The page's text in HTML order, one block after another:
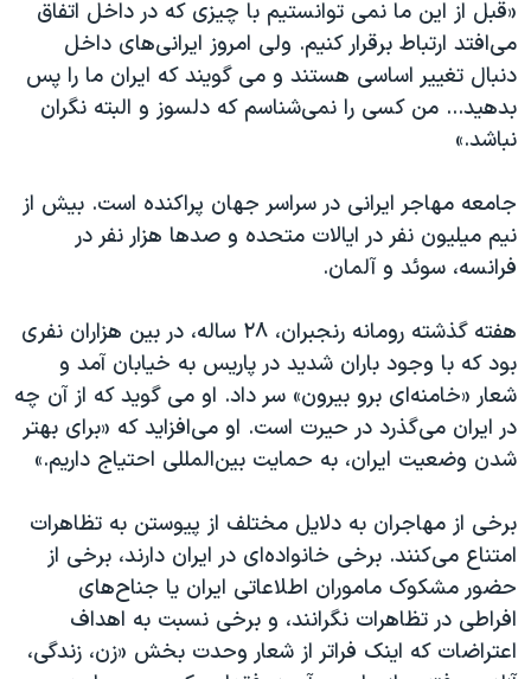
«قبل از این ما نمی توانستیم با چیزی که در داخل اتفاق
می‌افتد ارتباط برقرار کنیم. ولی امروز ایرانی‌های داخل
دنبال تغییر اساسی هستند و می گویند که ایران ما را پس
بدهید... من کسی را نمی‌شناسم که دلسوز و البته نگران
نباشد.»
جامعه‌ مهاجر ایرانی در سراسر جهان پراکنده است. بیش از
نیم میلیون نفر در ایالات متحده و صدها هزار نفر در
فرانسه، سوئد و آلمان.
هفته‌ گذشته رومانه رنجبران، ۲۸ ساله، در بین هزاران نفری
بود که با وجود باران شدید در پاریس به خیابان آمد و
شعار «خامنه‌ای برو بیرون» سر داد. او می گوید که از آن چه
در ایران می‌گذرد در حیرت است. او می‌افزاید که «برای بهتر
شدن وضعیت ایران، به حمایت بین‌المللی احتیاج داریم.»
برخی از مهاجران به دلایل مختلف از پیوستن به تظاهرات
امتناع می‌کنند. برخی خانواده‌ای در ایران دارند، برخی از
حضور مشکوک ماموران اطلاعاتی ایران یا جناح‌های
افراطی در تظاهرات نگرانند، و برخی نسبت به اهداف
اعتراضات که اینک فراتر از شعار وحدت بخش «زن، زندگی،